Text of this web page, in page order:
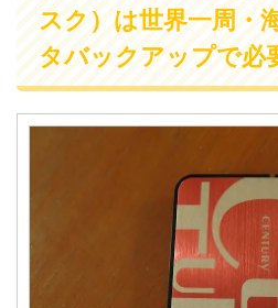
スク）は世界一周・
タバックアップで必